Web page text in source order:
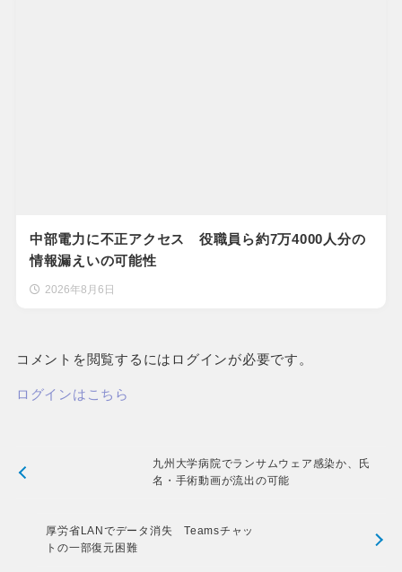
中部電力に不正アクセス 役職員ら約7万4000人分の
情報漏えいの可能性
2026年8月6日
コメントを閲覧するにはログインが必要です。
ログインはこちら
九州大学病院でランサムウェア感染か、氏
名・手術動画が流出の可能
厚労省LANでデータ消失 Teamsチャッ
トの一部復元困難